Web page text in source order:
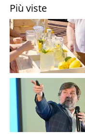
Più viste